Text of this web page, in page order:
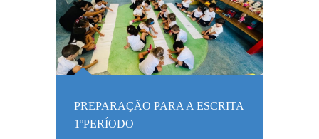
PREPARAÇÃO PARA A ESCRITA
1ºPERÍODO